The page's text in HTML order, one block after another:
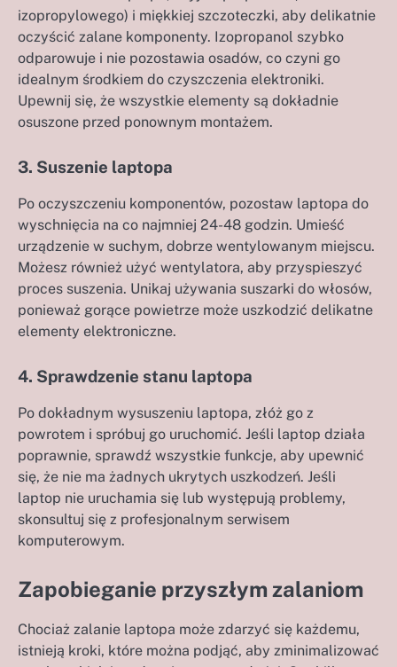
izopropylowego) i miękkiej szczoteczki, aby delikatnie
oczyścić zalane komponenty. Izopropanol szybko
odparowuje i nie pozostawia osadów, co czyni go
idealnym środkiem do czyszczenia elektroniki.
Upewnij się, że wszystkie elementy są dokładnie
osuszone przed ponownym montażem.
3. Suszenie laptopa
Po oczyszczeniu komponentów, pozostaw laptopa do
wyschnięcia na co najmniej 24-48 godzin. Umieść
urządzenie w suchym, dobrze wentylowanym miejscu.
Możesz również użyć wentylatora, aby przyspieszyć
proces suszenia. Unikaj używania suszarki do włosów,
ponieważ gorące powietrze może uszkodzić delikatne
elementy elektroniczne.
4. Sprawdzenie stanu laptopa
Po dokładnym wysuszeniu laptopa, złóż go z
powrotem i spróbuj go uruchomić. Jeśli laptop działa
poprawnie, sprawdź wszystkie funkcje, aby upewnić
się, że nie ma żadnych ukrytych uszkodzeń. Jeśli
laptop nie uruchamia się lub występują problemy,
skonsultuj się z profesjonalnym serwisem
komputerowym.
Zapobieganie przyszłym zalaniom
Chociaż zalanie laptopa może zdarzyć się każdemu,
istnieją kroki, które można podjąć, aby zminimalizować